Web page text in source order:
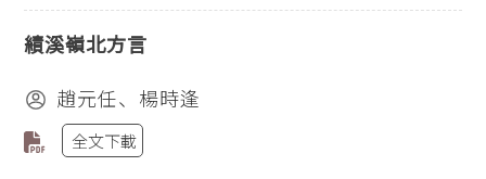
績溪嶺北方言
趙元任、楊時逢
全文下載